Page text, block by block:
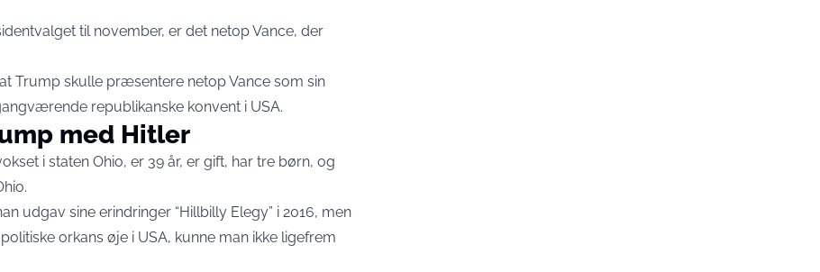
til november, er det netop Vance, der
Trump skulle præsentere netop Vance som sin
republikanske konvent i USA.
med Hitler
i staten Ohio, er 39 år, er gift, har tre børn, og
udgav sine erindringer “Hillbilly Elegy” i 2016, men
orkans øje i USA, kunne man ikke ligefrem